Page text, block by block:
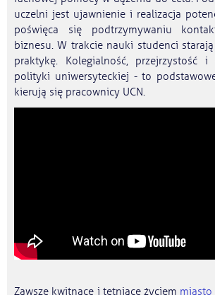
uczelni jest ujawnienie i realizacja
poświęca się podtrzymywaniu
biznesu. W trakcie nauki studenci
praktykę. Kolegialność, przejrzystość i
polityki uniwersyteckiej - to
kierują się pracownicy UCN.
Zawsze kwitnące i tętniące życiem miasto